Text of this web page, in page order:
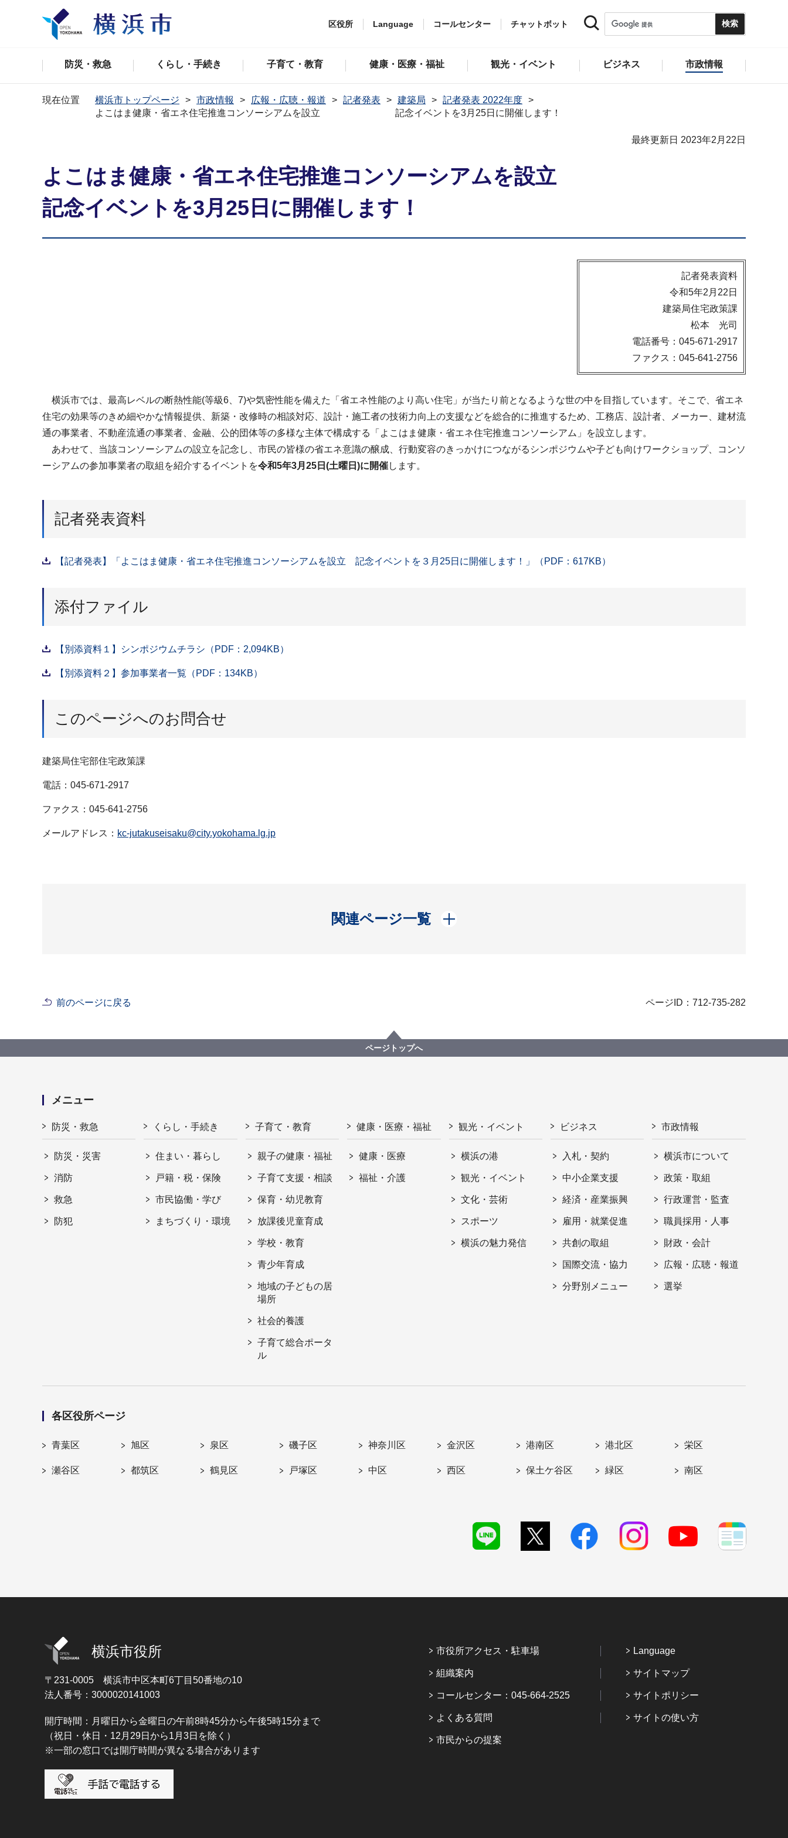
区役所 Language コールセンター チャットボット
防災・救急 くらし・手続き 子育て・教育 健康・医療・福祉 観光・イベント ビジネス 市政情報
現在位置 横浜市トップページ 市政情報 広報・広聴・報道 記者発表 建築局
記者発表 2022年度
よこはま健康・省エネ住宅推進コンソーシアムを設立 記念イベントを3月25日に開催します！
最終更新日 2023年2月22日
よこはま健康・省エネ住宅推進コンソーシアムを設立
記念イベントを3月25日に開催します！
記者発表資料
令和5年2月22日
建築局住宅政策課
松本 光司
電話番号：045-671-2917
ファクス：045-641-2756
横浜市では、最高レベルの断熱性能(等級6、7)や気密性能を備えた「省エネ性能のより高い住宅」が当たり前となるような世の中を目指しています。そこで、省エネ
住宅の効果等のきめ細やかな情報提供、新築・改修時の相談対応、設計・施工者の技術力向上の支援などを総合的に推進するため、工務店、設計者、メーカー、建材流
通の事業者、不動産流通の事業者、金融、公的団体等の多様な主体で構成する「よこはま健康・省エネ住宅推進コンソーシアム」を設立します。
あわせて、当該コンソーシアムの設立を記念し、市民の皆様の省エネ意識の醸成、行動変容のきっかけにつながるシンポジウムや子ども向けワークショップ、コンソ
ーシアムの参加事業者の取組を紹介するイベントを令和5年3月25日(土曜日)に開催します。
記者発表資料
【記者発表】「よこはま健康・省エネ住宅推進コンソーシアムを設立 記念イベントを３月25日に開催します！」（PDF：617KB）
添付ファイル
【別添資料１】シンポジウムチラシ（PDF：2,094KB）
【別添資料２】参加事業者一覧（PDF：134KB）
このページへのお問合せ
建築局住宅部住宅政策課
電話：045-671-2917
ファクス：045-641-2756
メールアドレス： kc-jutakuseisaku@city.yokohama.lg.jp
関連ページ一覧
開く
前のページに戻る ページID：712-735-282
ページトップへ
メニュー
防災・救急
防災・災害
消防
救急
防犯
くらし・手続き
住まい・暮らし
戸籍・税・保険
市民協働・学び
まちづくり・環境
子育て・教育
親子の健康・福祉
子育て支援・相談
保育・幼児教育
放課後児童育成
学校・教育
青少年育成
地域の子どもの居
場所
社会的養護
子育て総合ポータ
ル
健康・医療・福祉
健康・医療
福祉・介護
観光・イベント
横浜の港
観光・イベント
文化・芸術
スポーツ
横浜の魅力発信
ビジネス
入札・契約
中小企業支援
経済・産業振興
雇用・就業促進
共創の取組
国際交流・協力
分野別メニュー
市政情報
横浜市について
政策・取組
行政運営・監査
職員採用・人事
財政・会計
広報・広聴・報道
選挙
各区役所ページ
青葉区 旭区 泉区 磯子区 神奈川区 金沢区 港南区 港北区 栄区
瀬谷区 都筑区 鶴見区 戸塚区 中区 西区 保土ケ谷区 緑区 南区
横浜市役所
〒231-0005 横浜市中区本町6丁目50番地の10
法人番号：3000020141003
開庁時間：月曜日から金曜日の午前8時45分から午後5時15分まで
（祝日・休日・12月29日から1月3日を除く）
※一部の窓口では開庁時間が異なる場合があります
市役所アクセス・駐車場
組織案内
コールセンター：045-664-2525
よくある質問
市民からの提案
Language
サイトマップ
サイトポリシー
サイトの使い方